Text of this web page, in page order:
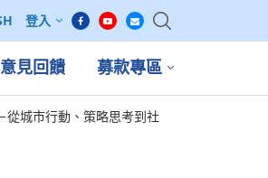
登入
意見回饋 募款專區
從城市行動、策略思考到社